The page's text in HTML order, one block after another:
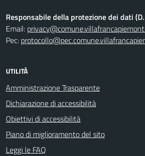
Responsabile della protezione dei dati
Email:
Pec:
UTILITÀ
Amministrazione Trasparente
Dichiarazione di accessibilità
Obiettivi di accessibilità
Piano di miglioramento del sito
Leggi le FAQ